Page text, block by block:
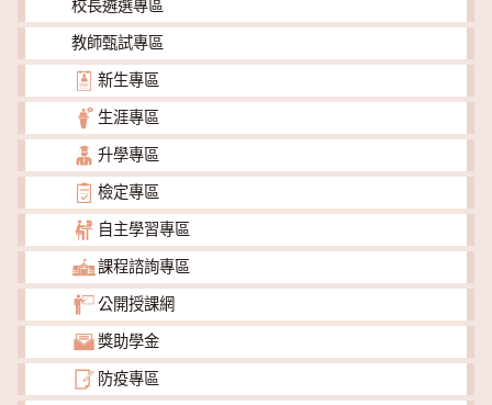
校長遴選專區
教師甄試專區
新生專區
生涯專區
升學專區
檢定專區
自主學習專區
課程諮詢專區
公開授課網
獎助學金
防疫專區